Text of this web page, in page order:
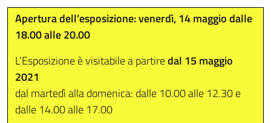
Apertura dell’esposizione: venerdì, 14 maggio dalle
18.00 alle 20.00
L’Esposizione è visitabile a partiredal 15 maggio
2021
dal martedì alla domenica: dalle 10.00 alle 12.30 e
dalle 14.00 alle 17.00